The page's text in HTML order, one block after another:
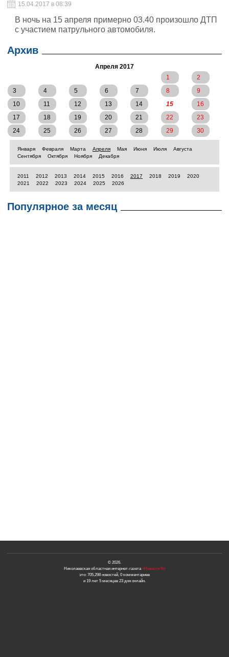
15.04.2017 в 08:39
В ночь на 15 апреля примерно 03.40 произошло ДТП
с участием патрульного автомобиля.
Архив
Апреля 2017
1
2
3
4 5 6 7 8
9
10
11 12 13 14 15
16
17
18 19 20 21 22
23
24
25 26 27 28 29 30
Января Февраля Марта Апреля Мая Июня Июля
Августа
Сентября
Октября Ноября Декабря
2011 2012 2013 2014 2015 2016 2017 2018 2019
2020
2021
2022 2023 2024 2025 2026
Популярное за месяц
© 2026.
Николаевская областная интернет-газета«Новости N»
это: 705,298 новостей, 0 комментариев
и 19 лет 5 месяцев 23 дня онлайн.